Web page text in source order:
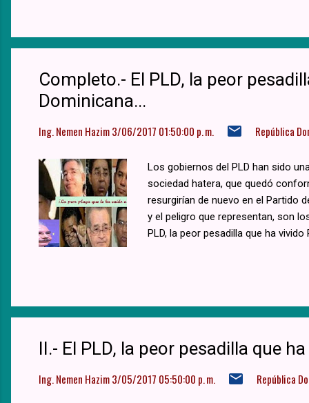
Completo.- El PLD, la peor
Dominicana...
Ing. Nemen Hazim3/06/2017 01:50:00 p. m. República
Los gobiernos del PLD han sido
sociedad hatera, que quedó
resurgirían de nuevo en el Partido
y el peligro que representan, son
PLD, la peor pesadilla que ha
II.- El PLD, la peor pesadilla que
Ing. Nemen Hazim3/05/2017 05:50:00 p. m. República